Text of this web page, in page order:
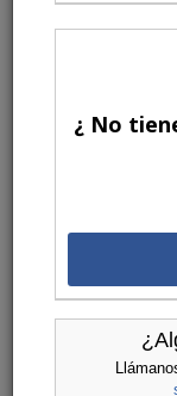
¿ No